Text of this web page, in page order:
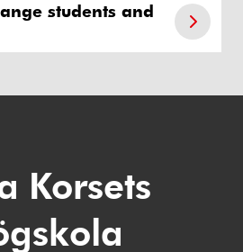
students and
Korsets